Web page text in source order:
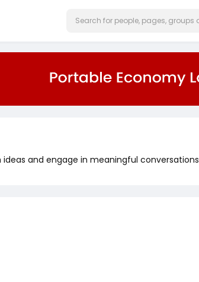
and engage in meaningful conversations